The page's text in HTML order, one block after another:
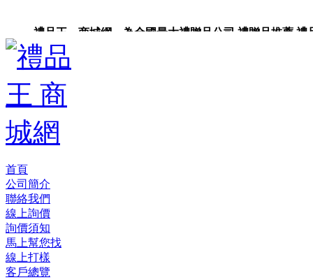
禮品王 商城網 為全國最大禮贈品公司,禮贈品推薦,禮
品包裝,禮品卡,企業禮品,禮品小物,高級禮品,禮品網站。
首頁
公司簡介
聯絡我們
線上詢價
詢價須知
馬上幫您找
線上打樣
客戶總覽